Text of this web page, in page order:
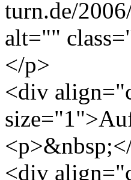
turn.de/
alt=""
</p>
<div
<div